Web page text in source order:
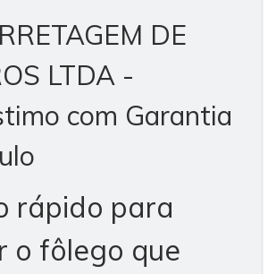
DE
LTDA -
com Garantia
rápido para
o fôlego que